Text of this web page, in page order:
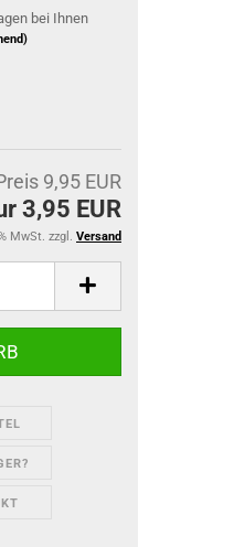
bei Ihnen
9,95 EUR
3,95 EUR
MwSt. zzgl. Versand